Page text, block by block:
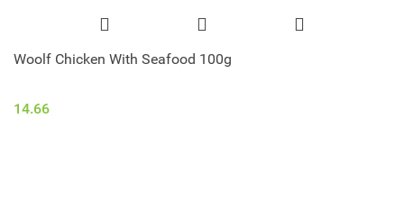
Woolf Chicken With Seafood 100g
14.66